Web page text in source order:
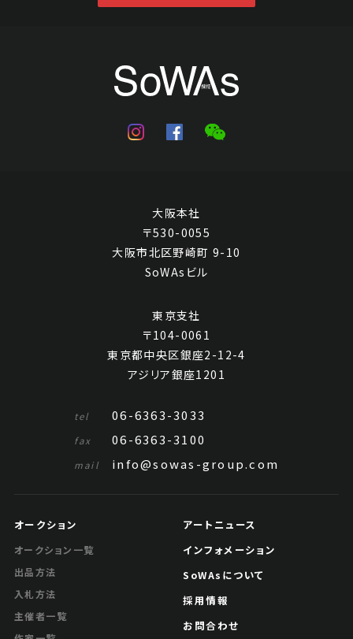
何海鳴 行楷書"書生騎馬作將軍"
Jo's Auction
大阪本社
〒530-0055
大阪市北区野崎町 9-10
SoWAsビル
東京支社
〒104-0061
東京都中央区銀座2-12-4
アジリア銀座1201
tel 06-6363-3033
fax 06-6363-3100
mail info@sowas-group.com
オークション
オークション一覧
出品方法
入札方法
主催者一覧
アートニュース
インフォメーション
SoWAsについて
採用情報
お問合わせ